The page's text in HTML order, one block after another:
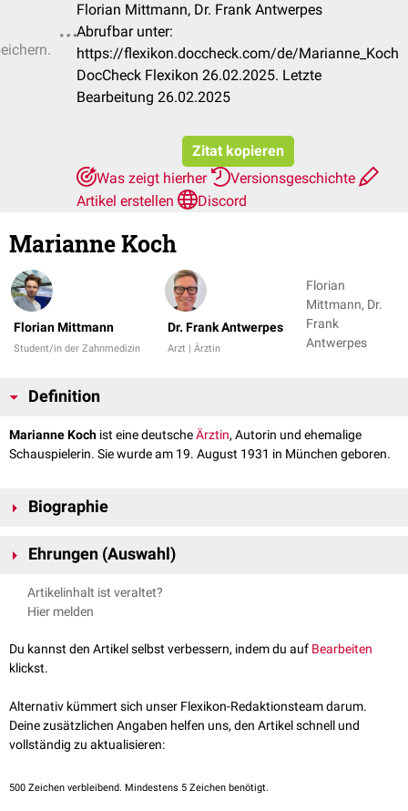
Florian Mittmann, Dr. Frank Antwerpes
Abrufbar unter:
https://flexikon.doccheck.com/de/Marianne_Koch
DocCheck Flexikon 26.02.2025. Letzte
Bearbeitung 26.02.2025
Zitat kopieren
Was zeigt hierher
Versionsgeschichte
Artikel erstellen
Discord
Marianne Koch
Florian Mittmann
Student/in der Zahnmedizin
Dr. Frank Antwerpes
Arzt | Ärztin
Florian
Mittmann, Dr.
Frank
Antwerpes
Definition
Marianne Koch ist eine deutscheÄrztin, Autorin und ehemalige
Schauspielerin. Sie wurde am 19. August 1931 in München geboren.
Biographie
den 1950er- und 1960er-Jahren für ihre Schauspielkarriere unterbrach.
1974 dasStaatsexamenin München ab. Danach arbeitete sie als
Internistinund engagierte sich in der medizinischen Aufklärung als
Ehrungen (Auswahl)
Bundesverdienstkreuz
Paracelsus-Medaille
Goldene Kamera
Artikelinhalt ist veraltet?
Hier melden
Du kannst den Artikel selbst verbessern, indem du auf Bearbeiten
klickst.
Alternativ kümmert sich unser Flexikon-Redaktionsteam darum.
Deine zusätzlichen Angaben helfen uns, den Artikel schnell und
vollständig zu aktualisieren:
500 Zeichen verbleibend. Mindestens 5 Zeichen benötigt.